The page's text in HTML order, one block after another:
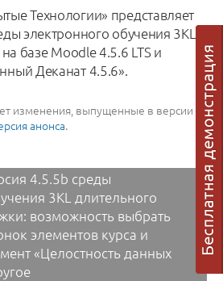
Технологии» представляет
электронного обучения 3KL
базе Moodle 4.5.6 LTS и
Деканат 4.5.6».
изменения, выпущенные в версии
анонса.
автосвязывание в плагине OAuth 3KL,
«‎Настраиваемые отчеты»,
темы оформления «‎СЭО 3KL».
4.5.5b среды
3KL длительного
возможность выбрать
элементов курса и
«Целостность данных